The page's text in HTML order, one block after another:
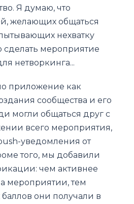
Я думаю, что
желающих общаться
нехватку
мероприятие
нетворкинга...
приложение как
сообщества и его
могли общаться друг с
всего мероприятия,
уведомления от
того, мы добавили
чем активнее
мероприятии, тем
они получали в